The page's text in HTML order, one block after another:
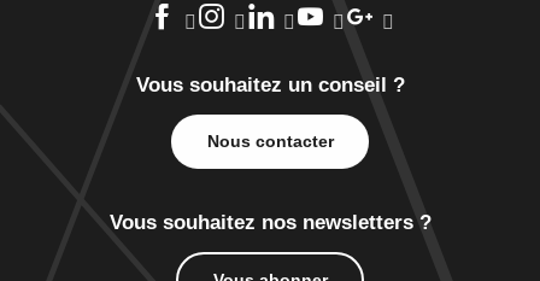
Vous souhaitez un conseil ?
Nous contacter
Vous souhaitez nos newsletters ?